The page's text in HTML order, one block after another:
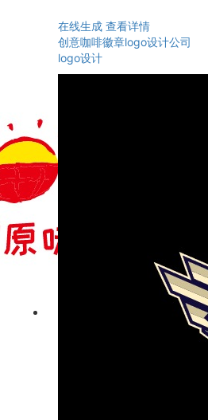
在线生成 查看详情
创意咖啡徽章logo设计公司
logo设计